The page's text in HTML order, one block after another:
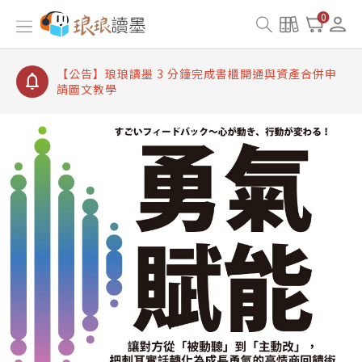
0
【公告】琅琅讀墨書櫃開通常見問題
【公告】琅琅讀墨 3 分鐘完成書櫃開通與資產合併申
【公告】琅琅書店服務升級重要說明及資產合併結果
查詢